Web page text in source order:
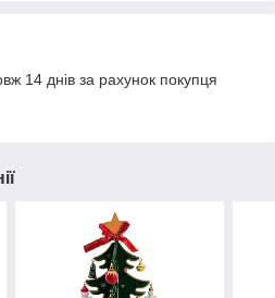
14 днів за рахунок покупця